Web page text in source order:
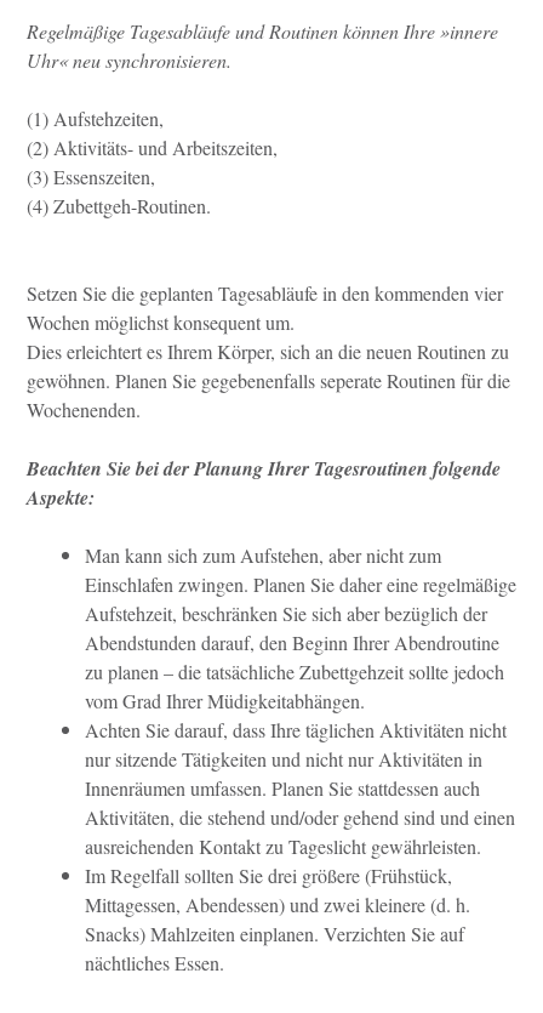
Regelmäßige Tagesabläufe und Routinen können Ihre »innere
Uhr« neu synchronisieren.
(1) Aufstehzeiten,
(2) Aktivitäts- und Arbeitszeiten,
(3) Essenszeiten,
(4) Zubettgeh-Routinen.
Setzen Sie die geplanten Tagesabläufe in den kommenden vier
Wochen möglichst konsequent um.
Dies erleichtert es Ihrem Körper, sich an die neuen Routinen zu
gewöhnen. Planen Sie gegebenenfalls seperate Routinen für die
Wochenenden.
Beachten Sie bei der Planung Ihrer Tagesroutinen folgende
Aspekte:
Man kann sich zum Aufstehen, aber nicht zum
Einschlafen zwingen. Planen Sie daher eine regelmäßige
Aufstehzeit, beschränken Sie sich aber bezüglich der
Abendstunden darauf, den Beginn Ihrer Abendroutine
zu planen – die tatsächliche Zubettgehzeit sollte jedoch
vom Grad Ihrer Müdigkeitabhängen.
Achten Sie darauf, dass Ihre täglichen Aktivitäten nicht
nur sitzende Tätigkeiten und nicht nur Aktivitäten in
Innenräumen umfassen. Planen Sie stattdessen auch
Aktivitäten, die stehend und/oder gehend sind und einen
ausreichenden Kontakt zu Tageslicht gewährleisten.
Im Regelfall sollten Sie drei größere (Frühstück,
Mittagessen, Abendessen) und zwei kleinere (d. h.
Snacks) Mahlzeiten einplanen. Verzichten Sie auf
nächtliches Essen.